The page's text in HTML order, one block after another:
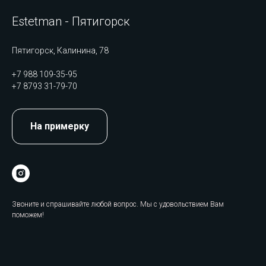
Estetman - Пятигорск
Пятигорск, Калинина, 78
+7 988 109-35-95
+7 8793 31-79-70
На примерку
Звоните и спрашивайте любой вопрос. Мы с удовольствием Вам
поможем!